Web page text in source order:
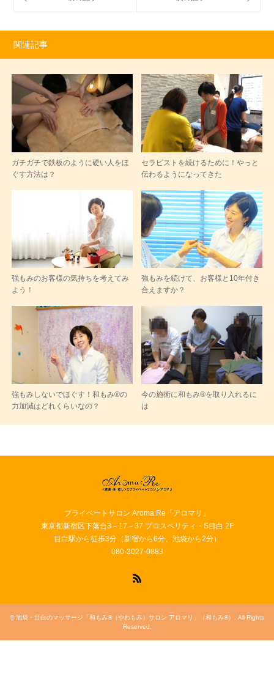
関連記事
ガチガチで鉄板のように硬い人をほ
ぐす方法は？
セラピストを続けるために！やっと
伝わるようになってきた
強もみのお客様の気持ちを考えてみ
よう！
強もみを続けて、お客様と10年付き
合えますか？
強もみしないでほぐす！和もみ®の
力加減はどれくらいなの？
今の施術に和もみ®を取り入れるに
は
プライベートサロン Aroma:Re「アロマリ」
東京都新宿区下落合3－17－37 プロスペリティ・S目白 2F
目白駅から徒歩3分（新宿から6分、池袋から2分）
080-3027-0883
©池袋・目白のマッサージ「和もみ®（やわもみ）サロン アロマリ」（和もみ®）
. All Rights
Reserved.